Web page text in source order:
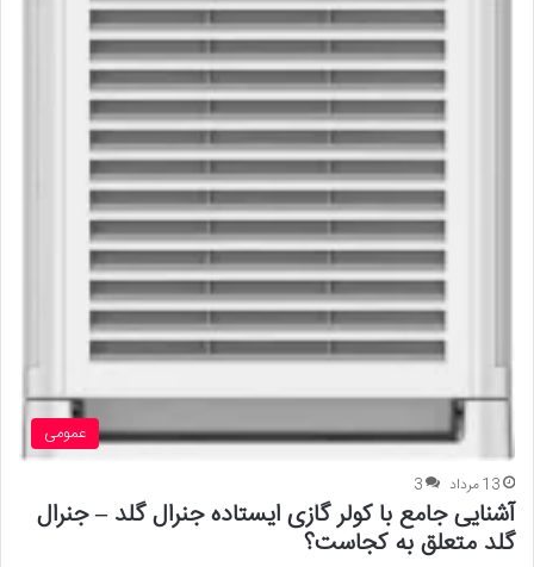
عمومی
13 مرداد 3
آشنایی جامع با کولر گازی ایستاده جنرال گلد – جنرال
گلد متعلق به کجاست؟